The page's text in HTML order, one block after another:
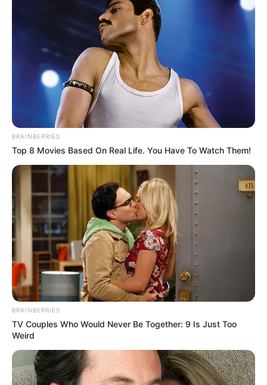
Зокрема, раніше подібні недостовірні "новини" про
Буданова вже розповсюджувалися у травні та серпні
минулого року. Щоразу ці повідомлення
спростовували самі ж росіяни, як і в цьому випадку:
деякі російські ЗМІ вже встигли все списати на
"помилку".
Влада неоднаразово попереджала
, що РФ посилила
спроби розповсюджувати дезінформацію на
Харківщині. Майже щодня з'являються вкиди про
"наступ на Харків", "термінову евакуацію з міста","нову
Бучу під Харковом"
інформацію, наголошуючи, що наразі армія ворога не
Автор:Олександра Андрієвська
Поділитися:
Теги:фейк іпсо дезінформація удар
ЭТО ИНТЕРЕСНО